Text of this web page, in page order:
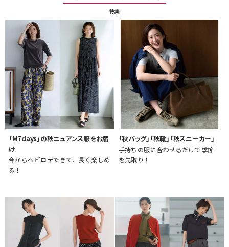
特集
「M7days」の秋ニュアンス服をお届
け
今からヘビロテできて、長く楽しめ
る！
「秋バッグ」「秋靴」「秋スニーカー」
手持ちの服に合わせるだけで季節
を先取り！